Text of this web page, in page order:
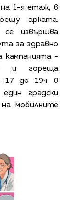
на 1-я етаж, в
арката.
се извършва
за здравно
кампанията -
и гореща
17 до 19ч. в
градски
мобилните